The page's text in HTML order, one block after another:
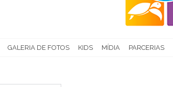
GALERIA DE FOTOS KIDS MÍDIA PARCERIAS